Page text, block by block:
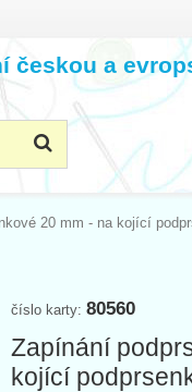
českou a
20 mm - na kojící
číslo karty: 80560
Zapínání
kojící